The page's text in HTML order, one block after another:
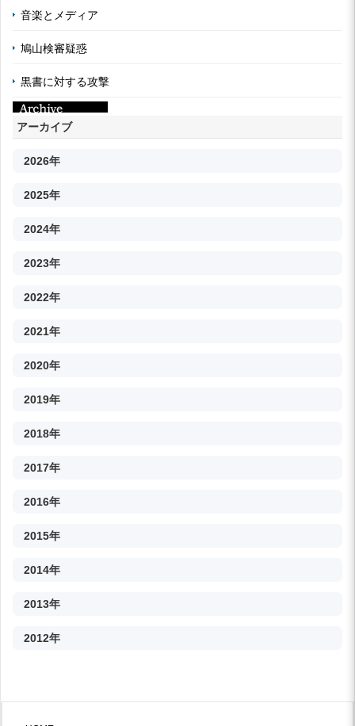
音楽とメディア
鳩山検審疑惑
黒書に対する攻撃
アーカイブ
2026年
2025年
2024年
2023年
2022年
2021年
2020年
2019年
2018年
2017年
2016年
2015年
2014年
2013年
2012年